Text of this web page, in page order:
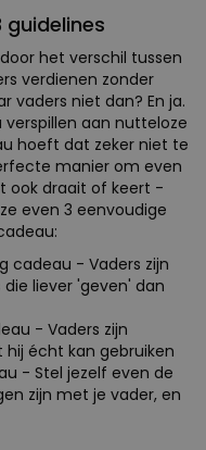
het verschil tussen
verdienen zonder
vaders niet dan? En ja.
verspillen aan nutteloze
hoeft dat zeker niet te
manier om even
ook draait of keert -
even 3 eenvoudige
cadeau - Vaders zijn
liever 'geven' dan
- Vaders zijn
écht kan gebruiken
- Stel jezelf even de
zijn met je vader, en